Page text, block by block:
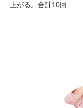
上がる。合計10回